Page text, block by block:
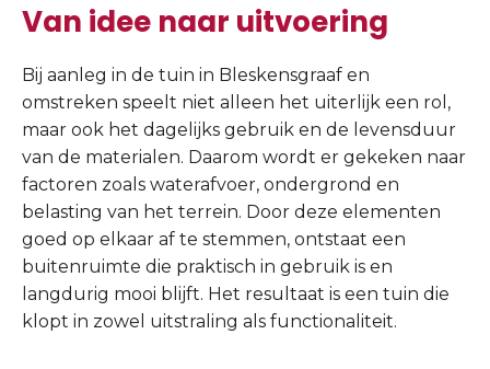
Van idee naar uitvoering
Bij aanleg in de tuin in Bleskensgraaf en
omstreken speelt niet alleen het uiterlijk een rol,
maar ook het dagelijks gebruik en de levensduur
van de materialen. Daarom wordt er gekeken naar
factoren zoals waterafvoer, ondergrond en
belasting van het terrein. Door deze elementen
goed op elkaar af te stemmen, ontstaat een
buitenruimte die praktisch in gebruik is en
langdurig mooi blijft. Het resultaat is een tuin die
klopt in zowel uitstraling als functionaliteit.